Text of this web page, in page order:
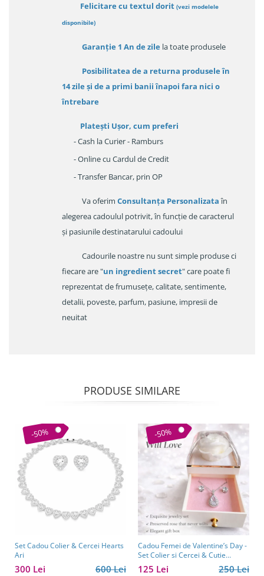
Felicitare cu textul dorit (vezi modelele
disponibile)
Garanție 1 An de zile la toate produsele
Posibilitatea de a returna produsele în
14 zileși de a primi banii înapoi fara nici o
întrebare
Platești Ușor, cum preferi
- Cash la Curier - Ramburs
- Online cu Cardul de Credit
- Transfer Bancar, prin OP
Va oferim Consultanța Personalizataîn
alegerea cadoulul potrivit, în funcție de caracterul
și pasiunile destinatarului cadoului
Cadourile noastre nu sunt simple produse ci
fiecare are "un ingredient secret" care poate fi
reprezentat de frumusețe, calitate, sentimente,
detalii, poveste, parfum, pasiune, impresii de
neuitat
PRODUSE SIMILARE
-50%
Set Cadou Colier & Cercei Hearts
Ari
600 Lei
300 Lei
-50%
Cadou Femei de Valentine’s Day -
Set Colier si Cercei & Cutie
Trandafir Borealy
250 Lei
125 Lei